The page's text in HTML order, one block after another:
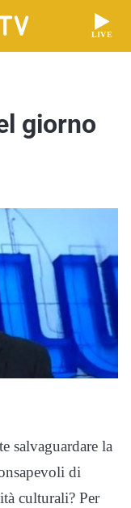
LIVE
giorno
salvaguardare la
di
culturali? Per